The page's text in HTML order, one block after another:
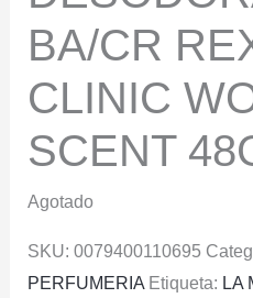
BA/CR
CLINIC
SCENT
Agotado
SKU: 0079400110695
PERFUMERIA Etiqueta: LA